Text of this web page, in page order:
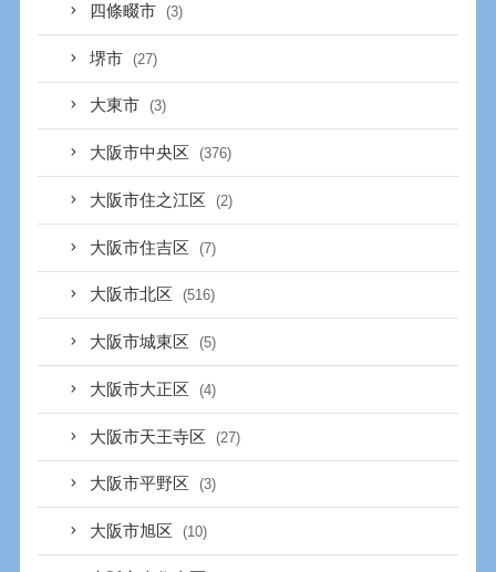
四條畷市 (3)
堺市 (27)
大東市 (3)
大阪市中央区 (376)
大阪市住之江区 (2)
大阪市住吉区 (7)
大阪市北区 (516)
大阪市城東区 (5)
大阪市大正区 (4)
大阪市天王寺区 (27)
大阪市平野区 (3)
大阪市旭区 (10)